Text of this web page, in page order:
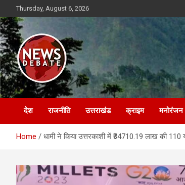
to
content
Thursday, August 6, 2026
News Debate
देश राजनीति उत्तराखंड क्राइम मनोरंजन
Home धामी ने किया उत्तरकाशी में ₹34710.19 लाख की 110